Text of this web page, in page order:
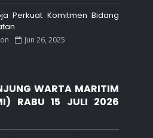
Perkuat Komitmen Bidang
Jun 26, 2025
WARTA MARITIM
RABU 15 JULI 2026